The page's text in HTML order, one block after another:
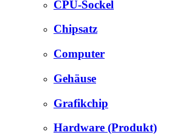
CPU-Sockel
Chipsatz
Computer
Gehäuse
Grafikchip
Hardware (Produkt)